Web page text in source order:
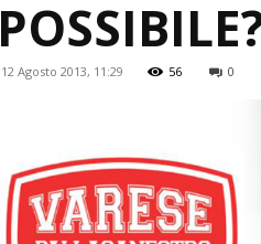
12 Agosto 2013, 11:29 56 0